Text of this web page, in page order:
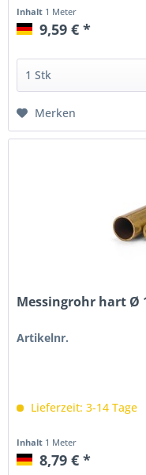
Inhalt 1 Meter
9,59 € *
Merken
Messingrohr hart Ø
Artikelnr.
Lieferzeit: 3-14 Tage
Inhalt 1 Meter
8,79 € *